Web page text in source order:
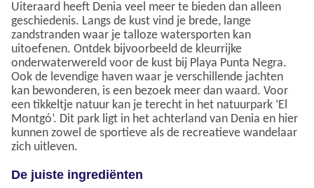
Uiteraard heeft Denia veel meer te bieden dan alleen
geschiedenis. Langs de kust vind je brede, lange
zandstranden waar je talloze watersporten kan
uitoefenen. Ontdek bijvoorbeeld de kleurrijke
onderwaterwereld voor de kust bij Playa Punta Negra.
Ook de levendige haven waar je verschillende jachten
kan bewonderen, is een bezoek meer dan waard. Voor
een tikkeltje natuur kan je terecht in het natuurpark ‘El
Montgó’. Dit park ligt in het achterland van Denia en hier
kunnen zowel de sportieve als de recreatieve wandelaar
zich uitleven.
De juiste ingrediënten